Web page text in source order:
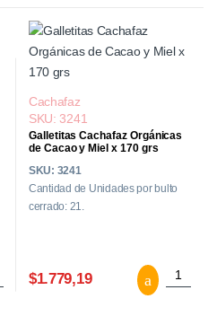
Cachafaz Orgánicas de
Cachafaz
SKU: 3241
Galletitas Cachafaz Orgánicas
de Cacao y Miel x 170 grs
SKU: 3241
Cantidad de Unidades por bulto
cerrado: 21.
$1.779,19